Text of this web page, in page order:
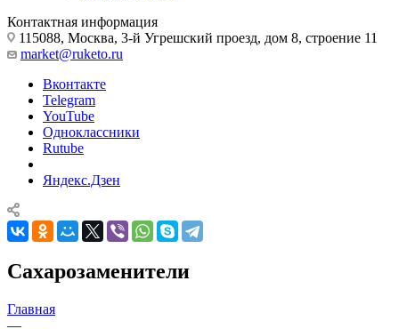
Контактная информация
115088, Москва, 3-й Угрешский проезд, дом 8, строение 11
market@ruketo.ru
Вконтакте
Telegram
YouTube
Одноклассники
Rutube
Яндекс.Дзен
Сахарозаменители
Главная
—